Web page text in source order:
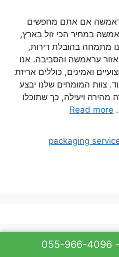
אם אתם מחפשים
במחיר הכי זול בארץ,
מתמחה בהובלת דירות,
עראמשה והסביבה. אנו
ואמינים, כוללים אריזת
צוות המומחים שלנו יבצע
מהירה ויעילה, כך שתוכלו
Read more